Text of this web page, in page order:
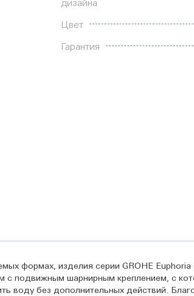
дизайна
Цвет
Гарантия
формах, изделия серии GROHE
подвижным шарнирным креплением, с
воду без дополнительных действий.